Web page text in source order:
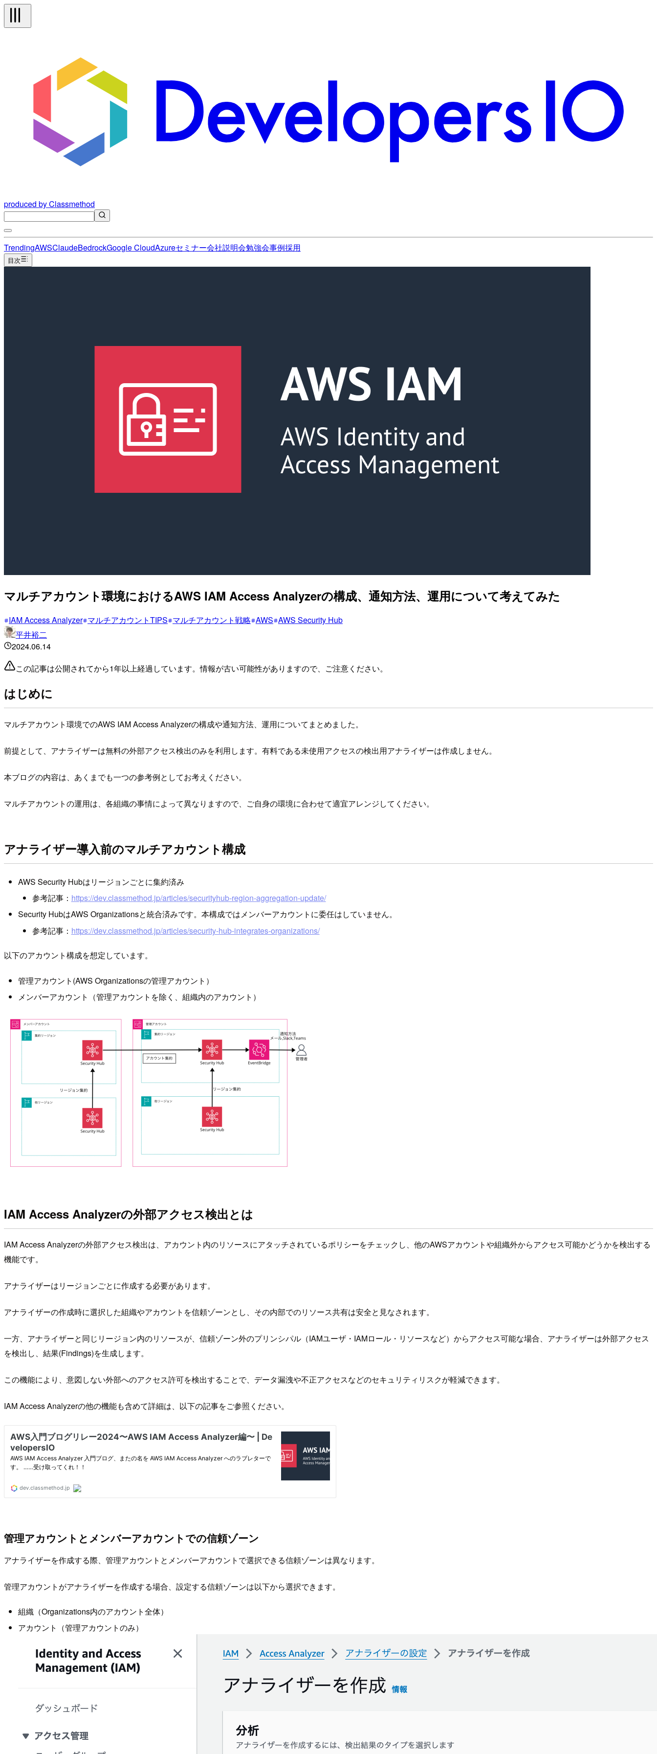
produced by Classmethod
TrendingAWSClaudeBedrockGoogle CloudAzureセミナー会社説明会勉強会事例採用
目次
マルチアカウント環境におけるAWS IAM Access Analyzerの構成、通知方法、運用について考えてみた
IAM Access Analyzer マルチアカウントTIPS マルチアカウント戦略 AWS AWS Security Hub
平井裕二
2024.06.14
この記事は公開されてから1年以上経過しています。情報が古い可能性がありますので、ご注意ください。
はじめに
マルチアカウント環境でのAWS IAM Access Analyzerの構成や通知方法、運用についてまとめました。
前提として、アナライザーは無料の外部アクセス検出のみを利用します。有料である未使用アクセスの検出用アナライザーは作成しません。
本ブログの内容は、あくまでも一つの参考例としてお考えください。
マルチアカウントの運用は、各組織の事情によって異なりますので、ご自身の環境に合わせて適宜アレンジしてください。
アナライザー導入前のマルチアカウント構成
AWS Security Hubはリージョンごとに集約済み
参考記事： https://dev.classmethod.jp/articles/securityhub-region-aggregation-update/
Security HubはAWS Organizationsと統合済みです。本構成ではメンバーアカウントに委任はしていません。
参考記事： https://dev.classmethod.jp/articles/security-hub-integrates-organizations/
以下のアカウント構成を想定しています。
管理アカウント(AWS Organizationsの管理アカウント）
メンバーアカウント（管理アカウントを除く、組織内のアカウント）
IAM Access Analyzerの外部アクセス検出とは
IAM Access Analyzerの外部アクセス検出は、アカウント内のリソースにアタッチされているポリシーをチェックし、他のAWSアカウントや組織外からアクセス可能かどうかを検出する
機能です。
アナライザーはリージョンごとに作成する必要があります。
アナライザーの作成時に選択した組織やアカウントを信頼ゾーンとし、その内部でのリソース共有は安全と見なされます。
一方、アナライザーと同じリージョン内のリソースが、信頼ゾーン外のプリンシパル（IAMユーザ・IAMロール・リソースなど）からアクセス可能な場合、アナライザーは外部アクセス
を検出し、結果(Findings)を生成します。
この機能により、意図しない外部へのアクセス許可を検出することで、データ漏洩や不正アクセスなどのセキュリティリスクが軽減できます。
IAM Access Analyzerの他の機能も含めて詳細は、以下の記事をご参照ください。
管理アカウントとメンバーアカウントでの信頼ゾーン
アナライザーを作成する際、管理アカウントとメンバーアカウントで選択できる信頼ゾーンは異なります。
管理アカウントがアナライザーを作成する場合、設定する信頼ゾーンは以下から選択できます。
組織（Organizations内のアカウント全体）
アカウント（管理アカウントのみ）